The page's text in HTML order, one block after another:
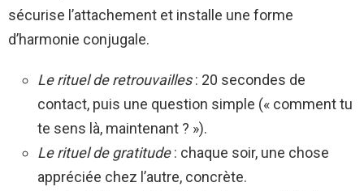
sécurise l’attachement et installe une forme
d’harmonie conjugale.
Le rituel de retrouvailles: 20 secondes de
contact, puis une question simple (« comment tu
te sens là, maintenant ? »).
Le rituel de gratitude: chaque soir, une chose
appréciée chez l’autre, concrète.